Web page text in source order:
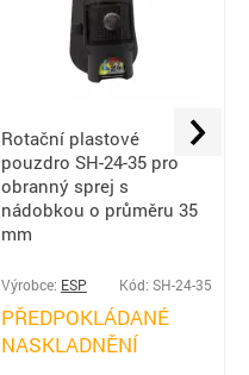
Rotační plastové
pouzdro SH-24-35 pro
obranný sprej s
nádobkou o průměru 35
mm
Výrobce: ESP Kód: SH-24-35
PŘEDPOKLÁDANÉ
NASKLADNĚNÍ